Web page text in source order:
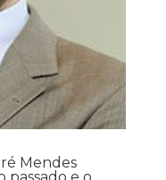
Mendes
passado e o